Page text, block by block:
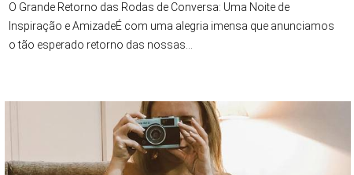
O Grande Retorno das Rodas de Conversa: Uma Noite de
Inspiração e AmizadeÉ com uma alegria imensa que anunciamos
o tão esperado retorno das nossas...